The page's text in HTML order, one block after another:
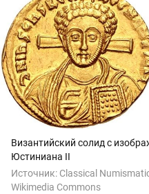
Византийский солид с
Юстиниана II
Источник: Classical
Wikimedia Commons